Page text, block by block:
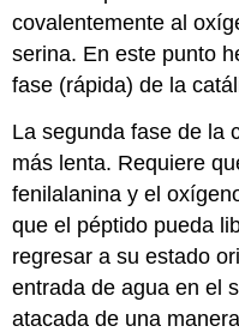
covalentemente al
serina. En este punto
fase (rápida) de la
La segunda fase de la
más lenta. Requiere
fenilalanina y el
que el péptido pueda
regresar a su estado
entrada de agua en el
atacada de una